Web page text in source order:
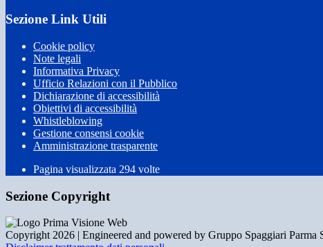
Sezione Link Utili
Cookie policy
Note legali
Informativa Privacy
Ufficio Relazioni con il Pubblico
Dichiarazione di accessibilità
Obiettivi di accessibilità
Whistleblowing
Gestione consensi cookie
Amministrazione trasparente
Pagina visualizzata 294 volte
Sezione Copyright
Copyright 2026 | Engineered and powered by Gruppo Spaggiari